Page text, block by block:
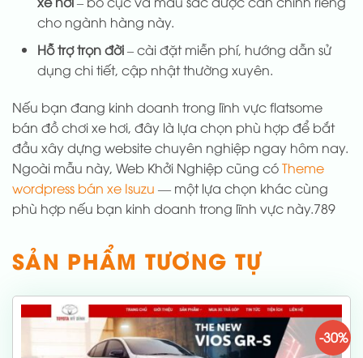
cho ngành hàng này.
Hỗ trợ trọn đời– cài đặt miễn phí, hướng dẫn sử
dụng chi tiết, cập nhật thường xuyên.
Nếu bạn đang kinh doanh trong lĩnh vực flatsome
bán đồ chơi xe hơi, đây là lựa chọn phù hợp để bắt
đầu xây dựng website chuyên nghiệp ngay hôm nay.
Ngoài mẫu này, Web Khởi Nghiệp cũng cóTheme
wordpress bán xe Isuzu — một lựa chọn khác cùng
phù hợp nếu bạn kinh doanh trong lĩnh vực này.789
SẢN PHẨM TƯƠNG TỰ
-30%